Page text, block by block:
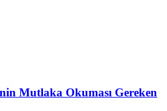
Mutlaka Okuması Gereken